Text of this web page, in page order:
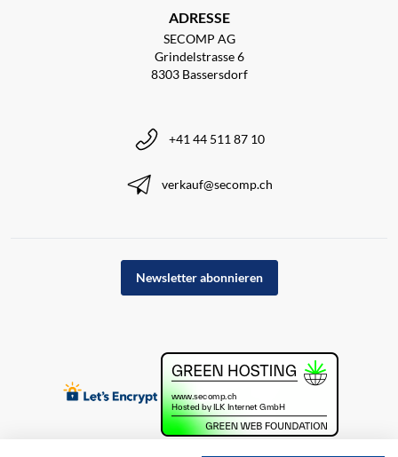
ADRESSE
SECOMP AG
Grindelstrasse 6
8303 Bassersdorf
+41 44 511 87 10
verkauf@secomp.ch
Newsletter abonnieren